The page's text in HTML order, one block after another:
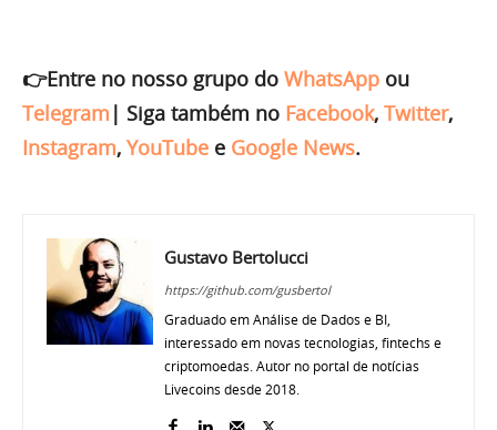
👉Entre no nosso grupo do WhatsApp ou
Telegram | Siga também no Facebook, Twitter,
Instagram, YouTube e Google News.
Gustavo Bertolucci
https://github.com/gusbertol
Graduado em Análise de Dados e BI,
interessado em novas tecnologias, fintechs e
criptomoedas. Autor no portal de notícias
Livecoins desde 2018.